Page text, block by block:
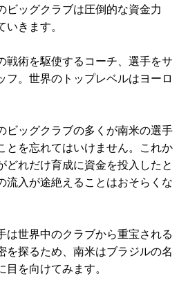
ビッグクラブは圧倒的な資金力
いきます。
術を駆使するコーチ、選手をサ
フ。世界のトップレベルはヨーロ
ッグクラブの多くが南米の選手
とを忘れてはいけません。これか
どれだけ育成に資金を投入したと
流入が途絶えることはおそらくな
世界中のクラブから重宝される
を探るため、南米はブラジルの名
目を向けてみます。